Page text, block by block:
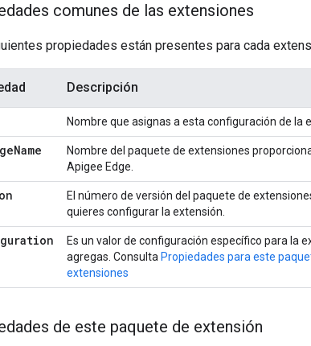
comunes de las extensiones
propiedades están presentes para cada
Descripción
Nombre que asignas a esta configuración de la
Name
Nombre del paquete de extensiones
Apigee Edge.
El número de versión del paquete de
quieres configurar la extensión.
Es un valor de configuración específico para la
agregas. Consulta Propiedades para este
extensiones
de este paquete de extensión